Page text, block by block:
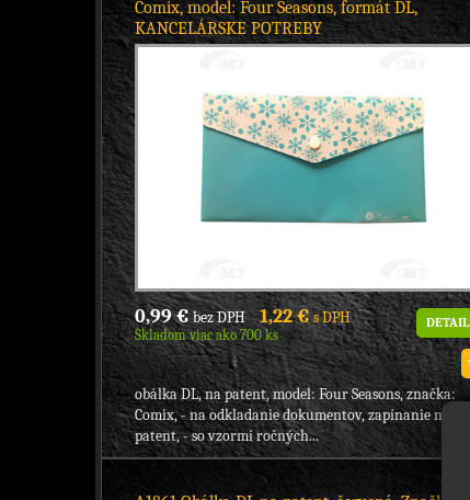
Comix, model: Four Seasons, formát DL,
KANCELÁRSKE POTREBY
0,99 €bez DPH 1,22 €s DPH
Skladom viac ako 700 ks
DETAIL
obálka DL, na patent, model: Four Seasons, značka:
Comix, - na odkladanie dokumentov, zapínanie na
patent, - so vzormi ročných...